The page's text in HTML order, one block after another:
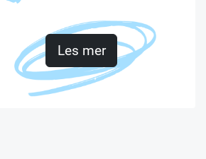
Les mer